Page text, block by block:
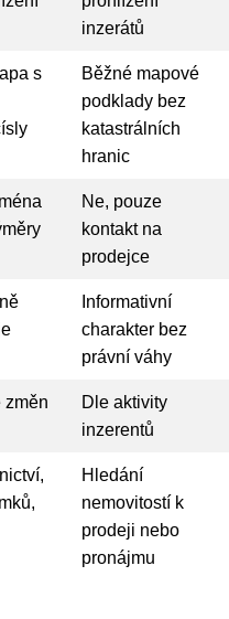
inzerátů
s
Běžné mapové
podklady bez
katastrálních
hranic
Ne, pouze
kontakt na
prodejce
Informativní
charakter bez
právní váhy
změn
Dle aktivity
inzerentů
Hledání
nemovitostí k
prodeji nebo
pronájmu